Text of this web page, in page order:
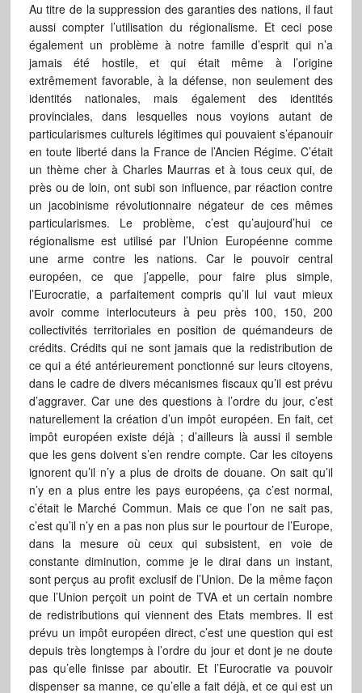
Au titre de la suppression des garanties des nations, il faut
aussi compter l’utilisation du régionalisme. Et ceci pose
également un problème à notre famille d’esprit qui n’a
jamais été hostile, et qui était même à l’origine
extrêmement favorable, à la défense, non seulement des
identités nationales, mais également des identités
provinciales, dans lesquelles nous voyions autant de
particularismes culturels légitimes qui pouvaient s’épanouir
en toute liberté dans la France de l’Ancien Régime. C’était
un thème cher à Charles Maurras et à tous ceux qui, de
près ou de loin, ont subi son influence, par réaction contre
un jacobinisme révolutionnaire négateur de ces mêmes
particularismes. Le problème, c’est qu’aujourd’hui ce
régionalisme est utilisé par l’Union Européenne comme
une arme contre les nations. Car le pouvoir central
européen, ce que j’appelle, pour faire plus simple,
l’Eurocratie, a parfaitement compris qu’il lui vaut mieux
avoir comme interlocuteurs à peu près 100, 150, 200
collectivités territoriales en position de quémandeurs de
crédits. Crédits qui ne sont jamais que la redistribution de
ce qui a été antérieurement ponctionné sur leurs citoyens,
dans le cadre de divers mécanismes fiscaux qu’il est prévu
d’aggraver. Car une des questions à l’ordre du jour, c’est
naturellement la création d’un impôt européen. En fait, cet
impôt européen existe déjà ; d’ailleurs là aussi il semble
que les gens doivent s’en rendre compte. Car les citoyens
ignorent qu’il n’y a plus de droits de douane. On sait qu’il
n’y en a plus entre les pays européens, ça c’est normal,
c’était le Marché Commun. Mais ce que l’on ne sait pas,
c’est qu’il n’y en a pas non plus sur le pourtour de l’Europe,
dans la mesure où ceux qui subsistent, en voie de
constante diminution, comme je le dirai dans un instant,
sont perçus au profit exclusif de l’Union. De la même façon
que l’Union perçoit un point de TVA et un certain nombre
de redistributions qui viennent des Etats membres. Il est
prévu un impôt européen direct, c’est une question qui est
depuis très longtemps à l’ordre du jour et dont je ne doute
pas qu’elle finisse par aboutir. Et l’Eurocratie va pouvoir
dispenser sa manne, ce qu’elle a fait déjà, et ce qui est un